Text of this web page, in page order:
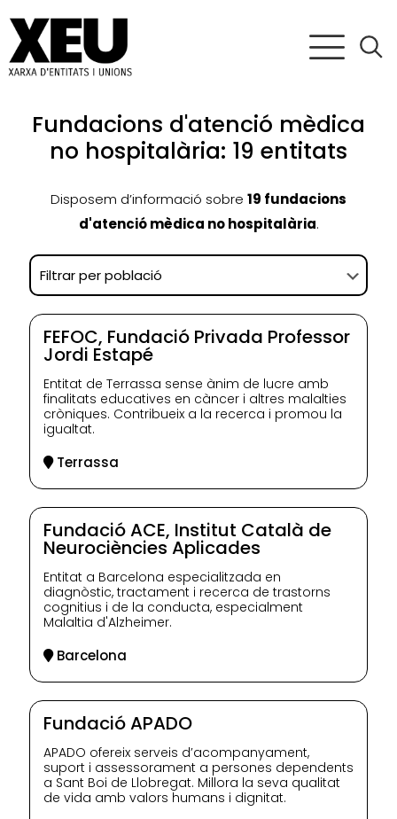
Fundacions d'atenció mèdica
no hospitalària: 19 entitats
Disposem d’informació sobre 19 fundacions
d'atenció mèdica no hospitalària.
FEFOC, Fundació Privada Professor
Jordi Estapé
Entitat de Terrassa sense ànim de lucre amb
finalitats educatives en càncer i altres malalties
cròniques. Contribueix a la recerca i promou la
igualtat.
Terrassa
Fundació ACE, Institut Català de
Neurociències Aplicades
Entitat a Barcelona especialitzada en
diagnòstic, tractament i recerca de trastorns
cognitius i de la conducta, especialment
Malaltia d'Alzheimer.
Barcelona
Fundació APADO
APADO ofereix serveis d’acompanyament,
suport i assessorament a persones dependents
a Sant Boi de Llobregat. Millora la seva qualitat
de vida amb valors humans i dignitat.